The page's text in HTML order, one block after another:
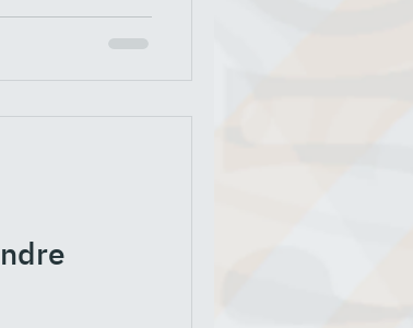
nous
à un autre...